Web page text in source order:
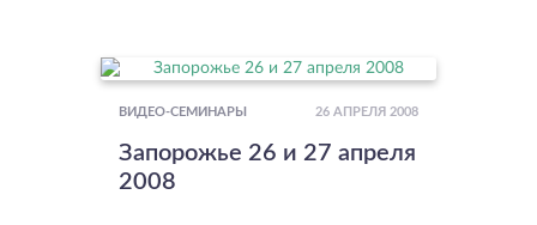
ВИДЕО-СЕМИНАРЫ 26 АПРЕЛЯ 2008
Запорожье 26 и 27 апреля
2008